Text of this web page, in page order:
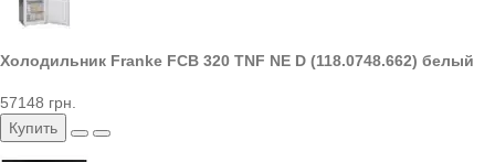
Холодильник Franke FCB 320 TNF NE D (118.0748.662) белый
57148 грн.
Купить